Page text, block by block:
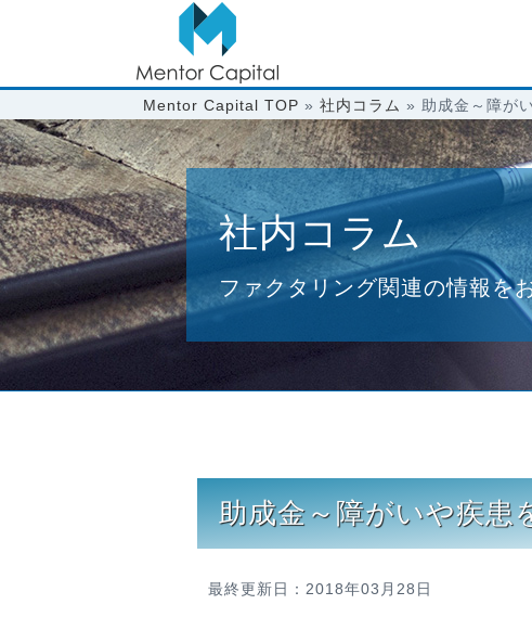
Mentor Capital TOP » 社内コラム » 助成金～障が
社内コラム
ファクタリング関連の情報を
助成金～障がいや疾患
最終更新日：2018年03月28日